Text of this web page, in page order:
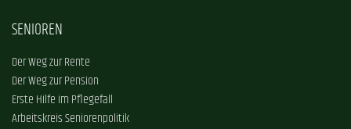
SENIOREN
Der Weg zur Rente
Der Weg zur Pension
Erste Hilfe im Pflegefall
Arbeitskreis Seniorenpolitik